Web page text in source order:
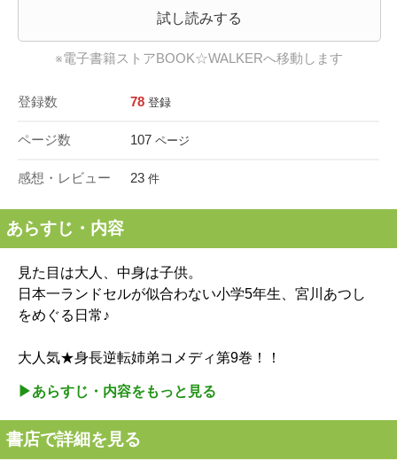
試し読みする
※電子書籍ストアBOOK☆WALKERへ移動します
登録数 78 登録
ページ数 107 ページ
感想・レビュー 23 件
あらすじ・内容
見た目は大人、中身は子供。
日本一ランドセルが似合わない小学5年生、宮川あつし
をめぐる日常♪
大人気★身長逆転姉弟コメディ第9巻！！
▶︎あらすじ・内容をもっと見る
書店で詳細を見る